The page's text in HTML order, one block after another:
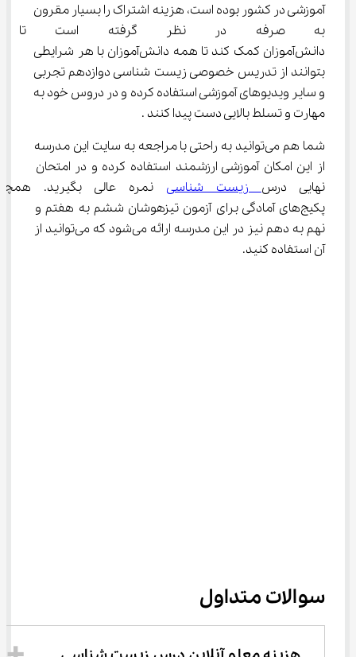
آموزشی در کشور بوده است، هزینه اشتراک را بسیار مقرون
به صرفه در نظر گرفته است تا
دانش‌آموزان کمک کند تا همه دانش‌آموزان با هر شرایطی
بتوانند از تدریس خصوصی زیست شناسی دوازدهم تجربی
و سایر ویدیوهای آموزشی استفاده کرده و در دروس خود به
مهارت و تسلط بالایی دست پیدا کنند .
شما هم می‌توانید به راحتی با مراجعه به سایت این مدرسه
از این امکان آموزشی ارزشمند استفاده کرده و در امتحان
نهایی درس زیست شناسی
نمره عالی
پکیج‌های آمادگی برای آزمون تیزهوشان ششم به هفتم و
نهم به دهم نیز در این مدرسه ارائه می‌شود که می‌توانید از
آن استفاده کنید.
سوالات متداول